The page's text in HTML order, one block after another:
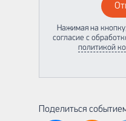
Нажимая на
согласие с
политикой
Поделиться